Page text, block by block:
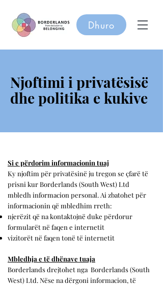
Dhuro
Njoftimi i privatësisë
dhe politika e kukive
Si e përdorim informacionin tuaj
Ky njoftim për privatësinë ju tregon se çfarë të
prisni kur Borderlands (South West) Ltd
mbledh informacion personal. Ai zbatohet për
informacionin që mbledhim rreth:
njerëzit që na kontaktojnë duke përdorur
formularët në faqen e internetit
vizitorët në faqen tonë të internetit
Mbledhja e të dhënave tuaja
Borderlands drejtohet nga Borderlands (South
West) Ltd. Nëse na dërgoni informacion, të